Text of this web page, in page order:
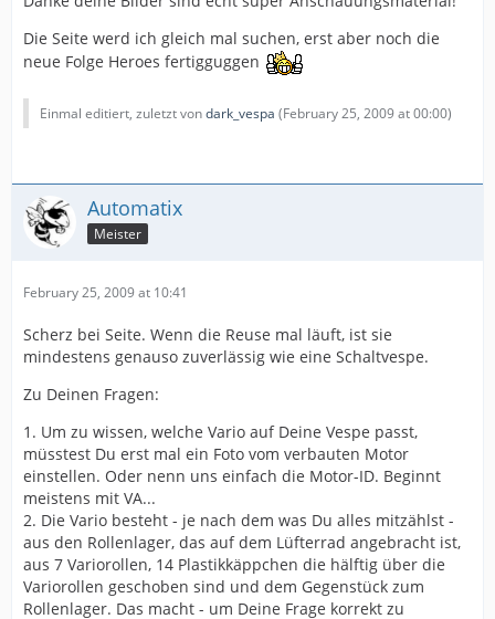
Die Seite werd ich gleich mal suchen, erst aber noch die
neue Folge Heroes fertigguggen
Einmal editiert, zuletzt vondark_vespa (February 25, 2009 at 00:00)
Automatix
Meister
February 25, 2009 at 10:41
Scherz bei Seite. Wenn die Reuse mal läuft, ist sie
mindestens genauso zuverlässig wie eine Schaltvespe.
Zu Deinen Fragen:
1. Um zu wissen, welche Vario auf Deine Vespe passt,
müsstest Du erst mal ein Foto vom verbauten Motor
einstellen. Oder nenn uns einfach die Motor-ID. Beginnt
meistens mit VA...
2. Die Vario besteht - je nach dem was Du alles mitzählst -
aus den Rollenlager, das auf dem Lüfterrad angebracht ist,
aus 7 Variorollen, 14 Plastikkäppchen die hälftig über die
Variorollen geschoben sind und dem Gegenstück zum
Rollenlager. Das macht - um Deine Frage korrekt zu